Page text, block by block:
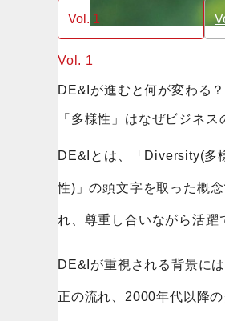
Vol. 1
Vol. 1
DE&Iが進むと何が変わる？
「多様性」はなぜビジネス
DE&Iとは、「Diversity(多
性)」の頭文字を取った概
れ、尊重し合いながら活躍
DE&Iが重視される背景に
正の流れ、2000年代以降